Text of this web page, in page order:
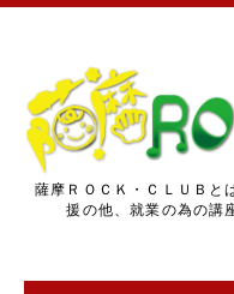
薩摩ＲＯＣＫ・ＣＬＵＢと
援の他、就業の為の講